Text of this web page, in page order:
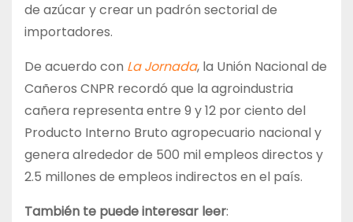
de azúcar y crear un padrón sectorial de
importadores.
De acuerdo con La Jornada, la Unión Nacional de
Cañeros CNPR recordó que la agroindustria
cañera representa entre 9 y 12 por ciento del
Producto Interno Bruto agropecuario nacional y
genera alrededor de 500 mil empleos directos y
2.5 millones de empleos indirectos en el país.
También te puede interesar leer: